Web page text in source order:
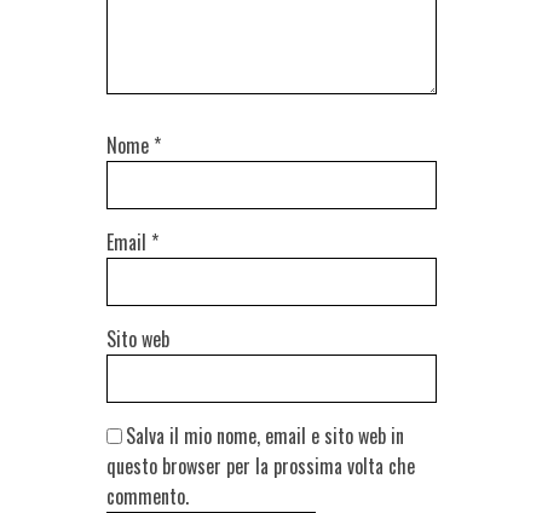
Nome *
Email *
Sito web
Salva il mio nome, email e sito web in
questo browser per la prossima volta che
commento.